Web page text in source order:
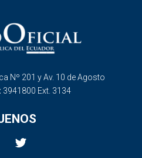
Nº 201 y Av. 10 de Agosto
3941800 Ext. 3134